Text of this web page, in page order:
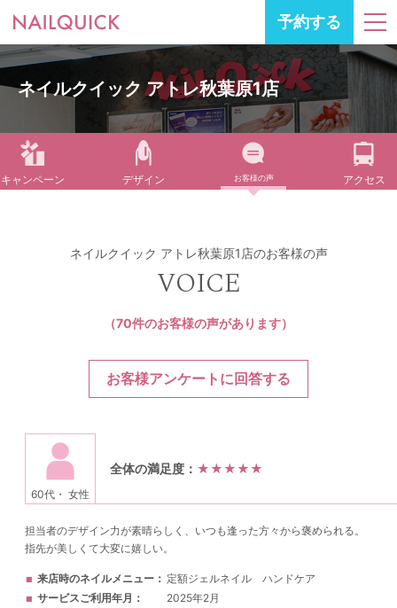
予約する
ネイルクイック アトレ秋葉原1店
キャンペーン デザイン お客様の声 アクセス
ネイルクイック アトレ秋葉原1店のお客様の声
VOICE
（70件のお客様の声があります）
お客様アンケートに回答する
60代・ 女性
全体の満足度： ★★★★★
担当者のデザイン力が素晴らしく、いつも逢った方々から褒められる。
指先が美しくて大変に嬉しい。
来店時のネイルメニュー
定額ジェルネイル ハンドケア
サービスご利用年月
2025年2月